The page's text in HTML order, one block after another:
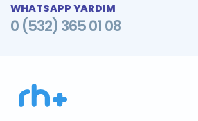
WHATSAPP YARDIM
0 (532) 365 01 08